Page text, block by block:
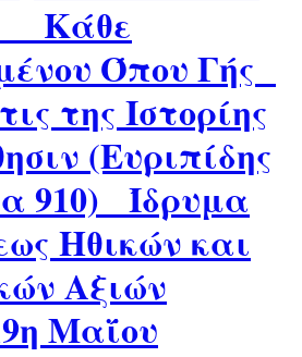
Όπου Γής
της Ιστορίης
(Ευριπίδης
910) Ίδρυμα
Ηθικών και
Αξιών
Μαΐου